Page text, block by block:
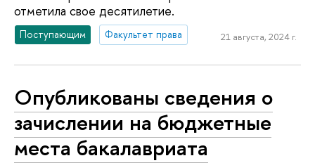
отметила свое десятилетие.
Поступающим Факультет права 21 августа, 2024 г.
Опубликованы сведения о
зачислении на бюджетные
места бакалавриата